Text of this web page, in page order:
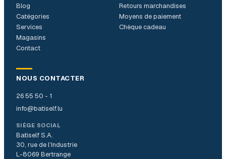
Blog
Catégories
Services
Magasins
Contact
Retours marchandises
Moyens de paiement
Chèque cadeau
NOUS CONTACTER
26 55 50 - 1
info@batiself.lu
SIÈGE SOCIAL
Batiself S.A.
30, rue de l’Industrie
L-8069 Bertrange